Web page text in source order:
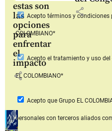
estas son
las
opciones
para
enfrentar
el
impacto
share
share
Aceptotérminos y
COLOMBIANO*
Acepto el tratamiento y uso
EL COLOMBIANO*
Acepto que Grupo EL
personales con terceros aliados